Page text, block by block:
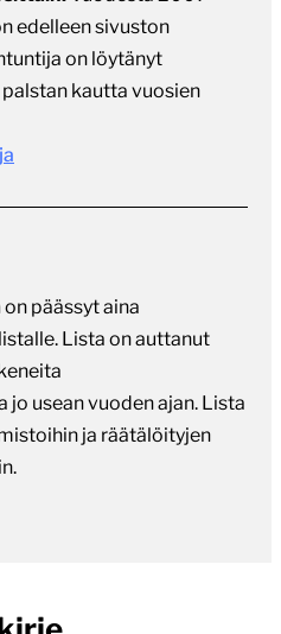
edelleen sivuston
on löytänyt
kautta vuosien
on päässyt aina
Lista on auttanut
usean vuoden ajan. Lista
ja räätälöityjen